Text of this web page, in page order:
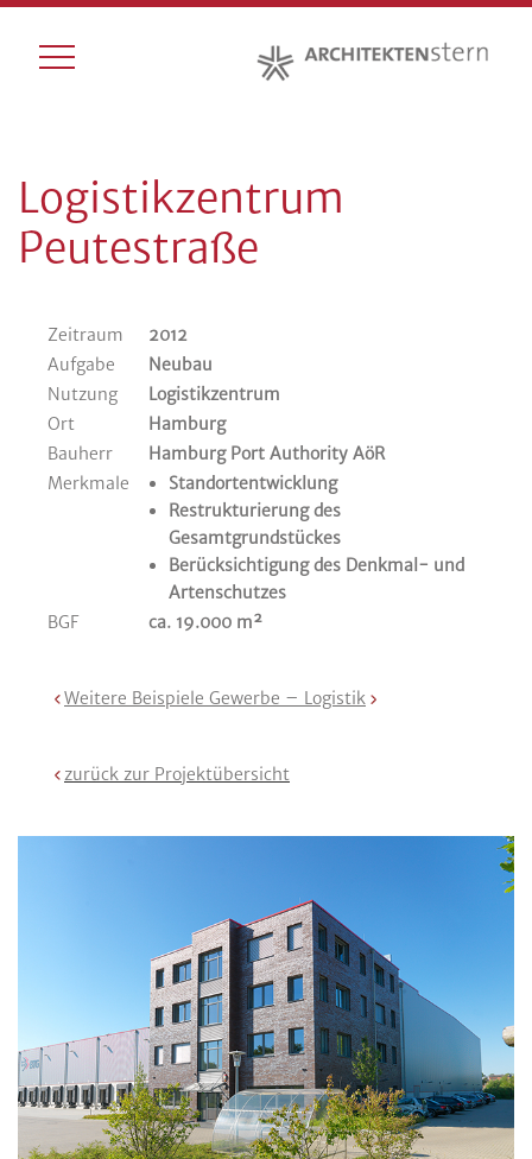
Logistikzentrum
Peutestraße
Zeitraum
2012
Aufgabe
Neubau
Nutzung
Logistikzentrum
Ort
Hamburg
Bauherr
Hamburg Port Authority AöR
Merkmale
Standortentwicklung
Restrukturierung des
Gesamtgrundstückes
Berücksichtigung des Denkmal- und
Artenschutzes
BGF
ca. 19.000 m²
Weitere Beispiele Gewerbe – Logistik
zurück zur Projektübersicht